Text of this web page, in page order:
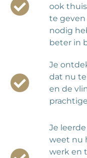
ook
te geven
nodig
beter in
Je
dat nu te
en de
Je
weet nu
werk en